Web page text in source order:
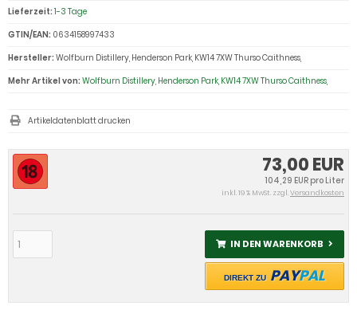
73,00 EUR
104,29 EUR pro Liter
inkl. 19 % MwSt. zzgl.Versandkosten
IN DEN WARENKORB
DIREKT ZU PAYPAL
Lieferzeit: 1-3 Tage
GTIN/EAN: 0634158997433
Hersteller: Wolfburn Distillery, Henderson Park, KW14 7XW Thurso Caithness,
Mehr Artikel von: Wolfburn Distillery, Henderson Park, KW14 7XW Thurso Caithness,
Artikeldatenblatt drucken